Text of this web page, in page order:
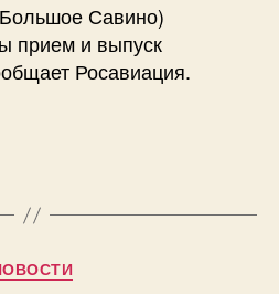
Савино)
прием и выпуск
Росавиация.
Рубрики